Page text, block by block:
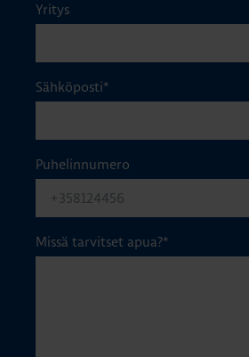
Yritys
Sähköposti*
Puhelinnumero
Missä tarvitset apua?*